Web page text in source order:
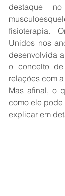
destaque
fisioterapia.
Unidos nos
desenvolvida
o conceito de
relações com
Mas afinal, o
como ele pode
explicar em